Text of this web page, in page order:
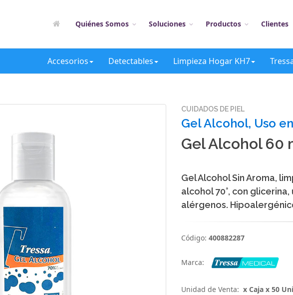
Quiénes Somos Soluciones Productos Clientes
Accesorios Detectables Limpieza Hogar KH7
CUIDADOS DE PIEL
Gel Alcohol, Uso
Gel Alcohol 60
Gel Alcohol Sin Aroma,
alcohol 70°, con
alérgenos.
Código: 400882287
Marca:
Unidad de Venta: x Caja x 50